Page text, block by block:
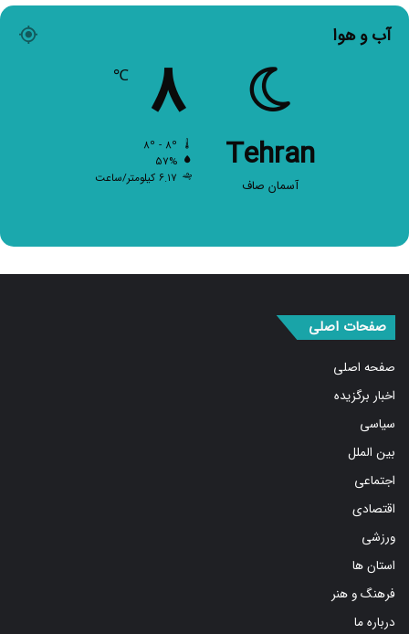
آب و هوا
Tehran
آسمان صاف
۸
۵۷%
۶.۱۷ کیلومتر/ساعت
صفحه اصلی
اخبار برگزیده
سیاسی
بین الملل
اجتماعی
اقتصادی
ورزشی
استان ها
فرهنگ و هنر
درباره ما